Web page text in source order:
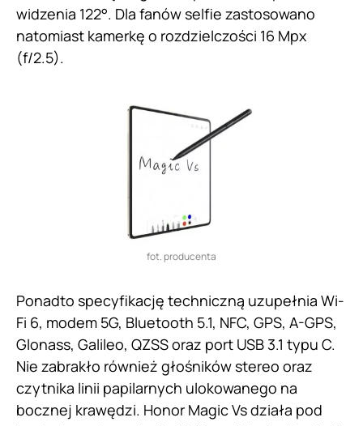
widzenia 122°. Dla fanów selfie zastosowano
natomiast kamerkę o rozdzielczości 16 Mpx
(f/2.5).
fot. producenta
Ponadto specyfikację techniczną uzupełnia Wi-
Fi 6, modem 5G, Bluetooth 5.1, NFC, GPS, A-GPS,
Glonass, Galileo, QZSS oraz port USB 3.1 typu C.
Nie zabrakło również głośników stereo oraz
czytnika linii papilarnych ulokowanego na
bocznej krawędzi. Honor Magic Vs działa pod